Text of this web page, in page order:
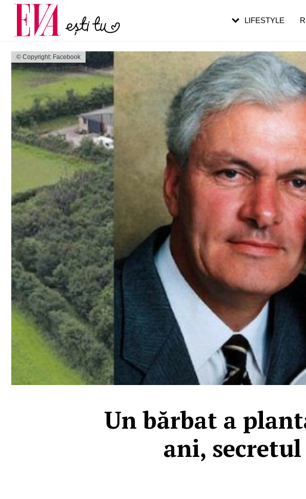
© Copyright: Facebook
Un bărbat a
ani,
LIFESTYLE
Carieră
Actualitate